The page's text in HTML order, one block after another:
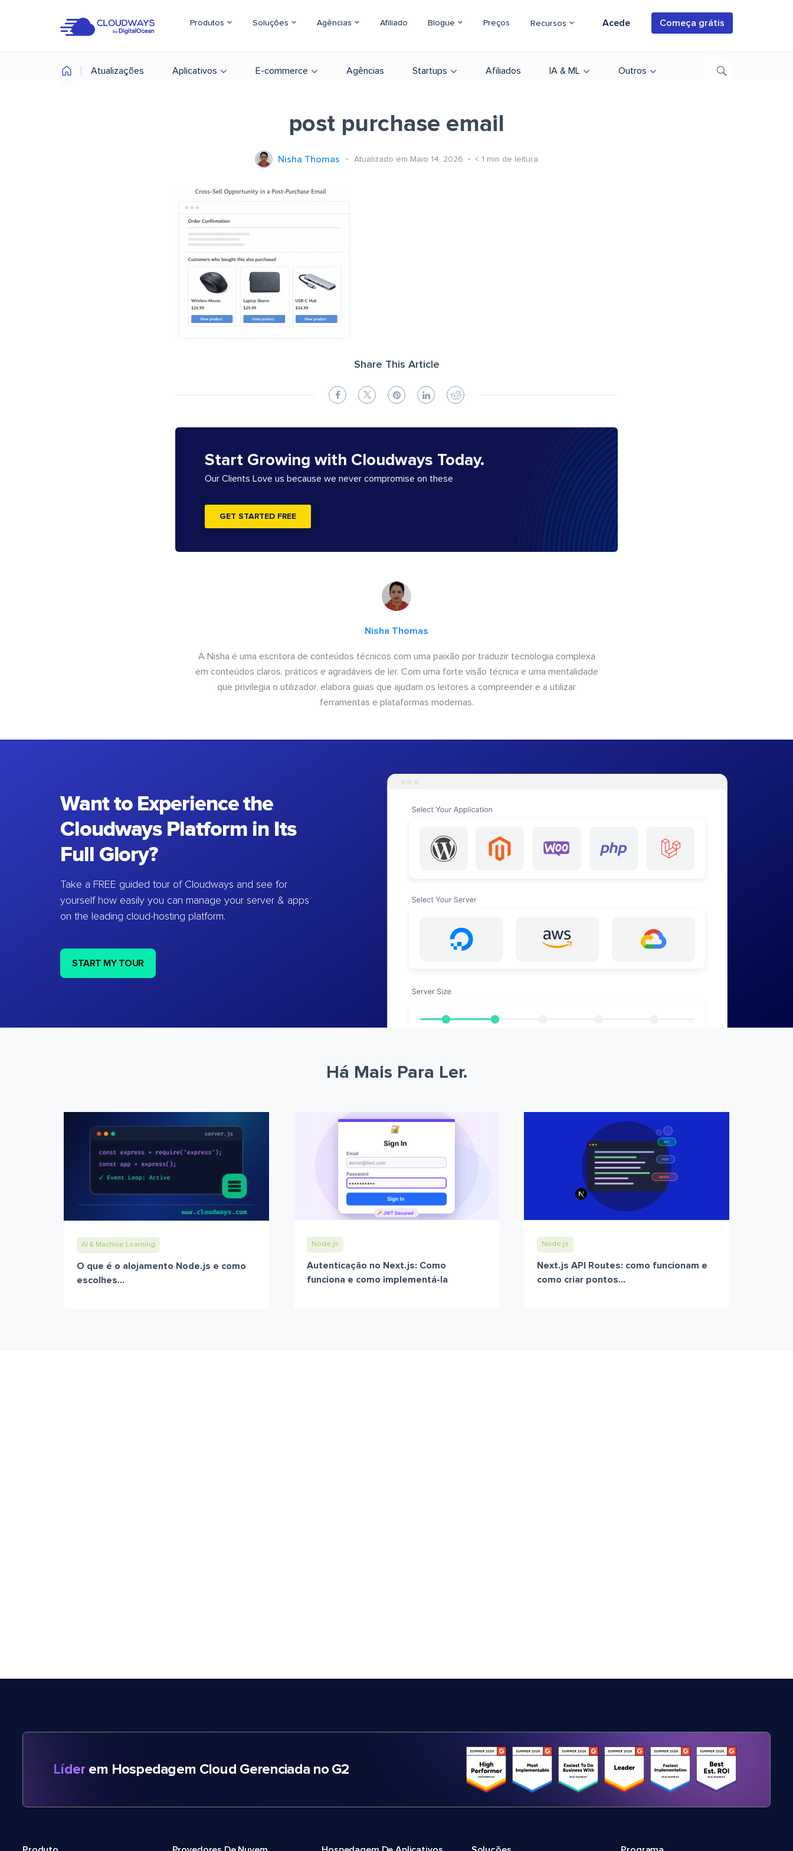
Produtos Soluções Agências Afiliado Blogue Preços Recursos Acede Começa grátis
Atualizações Aplicativos E-commerce Agências Startups Afiliados IA & ML Outros
post purchase email
Nisha Thomas Atualizado em Maio 14, 2026 < 1 min de leitura
Share This Article
Start Growing with Cloudways Today.
Our Clients Love us because we never compromise on these
GET STARTED FREE
Nisha Thomas
A Nisha é uma escritora de conteúdos técnicos com uma paixão por traduzir tecnologia complexa
em conteúdos claros, práticos e agradáveis de ler. Com uma forte visão técnica e uma mentalidade
que privilegia o utilizador, elabora guias que ajudam os leitores a compreender e a utilizar
ferramentas e plataformas modernas.
Want to Experience the
Cloudways Platform in Its
Full Glory?
Take a FREE guided tour of Cloudways and see for
yourself how easily you can manage your server & apps
on the leading cloud-hosting platform.
START MY TOUR
Há Mais Para Ler.
AI & Machine Learning
O que é o alojamento Node.js e como
escolhes...
Node.js
Autenticação no Next.js: Como
funciona e como implementá-la
Node.js
Next.js API Routes: como funcionam e
como criar pontos...
Líder em Hospedagem Cloud Gerenciada no G2